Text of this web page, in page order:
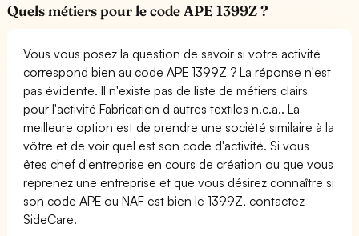
Quels métiers pour le code APE 1399Z ?
Vous vous posez la question de savoir si votre activité
correspond bien au code APE 1399Z ? La réponse n'est
pas évidente. Il n'existe pas de liste de métiers clairs
pour l'activité Fabrication d autres textiles n.c.a.. La
meilleure option est de prendre une société similaire à la
vôtre et de voir quel est son code d'activité. Si vous
êtes chef d'entreprise en cours de création ou que vous
reprenez une entreprise et que vous désirez connaître si
son code APE ou NAF est bien le 1399Z, contactez
SideCare.